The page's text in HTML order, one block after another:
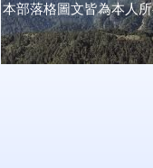
本部落格圖文皆為本人